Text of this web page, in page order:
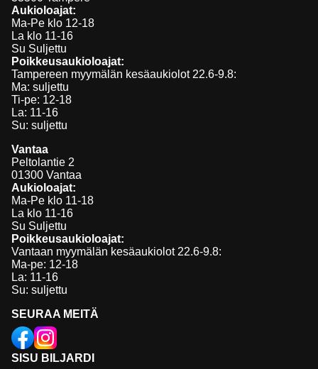
SISU BILJARDI
SEURAA MEITÄ
Aukioloajat:
Ma-Pe klo 12-18
La klo 11-16
Su Suljettu
Poikkeusaukioloajat:
Tampereen myymälän kesäaukiolot 22.6-9.8:
Ma: suljettu
Ti-pe: 12-18
La: 11-16
Su: suljettu
Vantaa
Peltolantie 2
01300 Vantaa
Aukioloajat:
Ma-Pe klo 11-18
La klo 11-16
Su Suljettu
Poikkeusaukioloajat:
Vantaan myymälän kesäaukiolot 22.6-9.8:
Ma-pe: 12-18
La: 11-16
Su: suljettu